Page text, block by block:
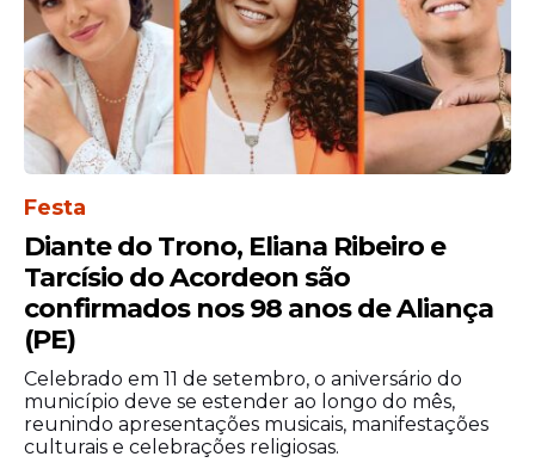
mudar, mas a essência permanece: viver
com propósito, com verdade e com fé.
Sigo com gratidão no peito e olhos voltados
para o futuro. Obrigado a todos que fizeram
parte da minha história até aqui.
Festa
Diante do Trono, Eliana Ribeiro e
Tarcísio do Acordeon são
confirmados nos 98 anos de Aliança
(PE)
Celebrado em 11 de setembro, o aniversário do
município deve se estender ao longo do mês,
reunindo apresentações musicais, manifestações
culturais e celebrações religiosas.